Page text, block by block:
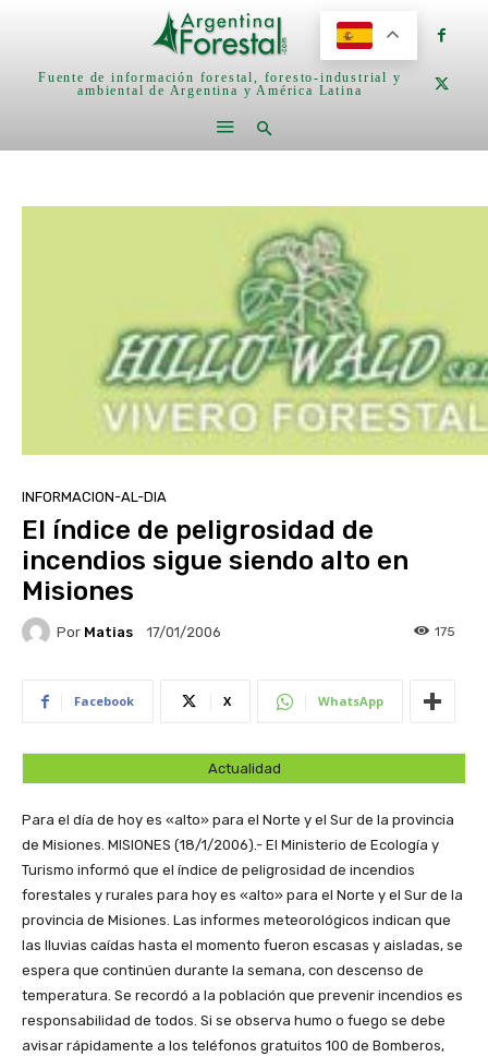
Fuente de información forestal, foresto-industrial y
ambiental de Argentina y América Latina
INFORMACION-AL-DIA
El índice de peligrosidad de
incendios sigue siendo alto en
Misiones
Por Matias 17/01/2006 175
Facebook X WhatsApp
Actualidad
Para el día de hoy es «alto» para el Norte y el Sur de la provincia
de Misiones. MISIONES (18/1/2006).- El Ministerio de Ecología y
Turismo informó que el índice de peligrosidad de incendios
forestales y rurales para hoy es «alto» para el Norte y el Sur de la
provincia de Misiones. Las informes meteorológicos indican que
las lluvias caídas hasta el momento fueron escasas y aisladas, se
espera que continúen durante la semana, con descenso de
temperatura. Se recordó a la población que prevenir incendios es
responsabilidad de todos. Si se observa humo o fuego se debe
avisar rápidamente a los teléfonos gratuitos 100 de Bomberos,